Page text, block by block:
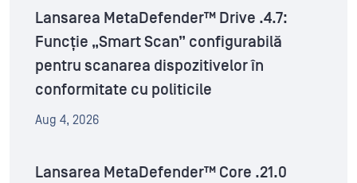
Lansarea MetaDefender™ Drive .4.7:
Funcție „Smart Scan” configurabilă
pentru scanarea dispozitivelor în
conformitate cu politicile
Aug 4, 2026
Lansarea MetaDefender™ Core .21.0